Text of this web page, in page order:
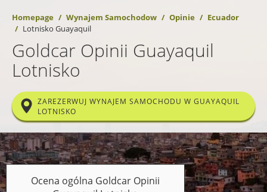
Homepage Wynajem Samochodow Opinie
Ecuador
Lotnisko Guayaquil
Goldcar Opinii Guayaquil
Lotnisko
ZAREZERWUJ WYNAJEM SAMOCHODU W GUAYAQUIL
LOTNISKO
Ocena ogólna Goldcar Opinii